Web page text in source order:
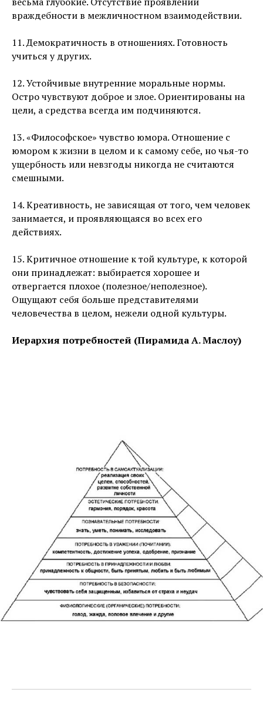
враждебности в межличностном взаимодействии.
11. Демократичность в отношениях. Готовность
учиться у других.
12. Устойчивые внутренние моральные нормы.
Остро чувствуют доброе и злое. Ориентированы на
цели, а средства всегда им подчиняются.
13. «Философское» чувство юмора. Отношение с
юмором к жизни в целом и к самому себе, но чья-то
ущербность или невзгоды никогда не считаются
смешными.
14. Креативность, не зависящая от того, чем человек
занимается, и проявляющаяся во всех его
действиях.
15. Критичное отношение к той культуре, к которой
они принадлежат: выбирается хорошее и
отвергается плохое (полезное/неполезное).
Ощущают себя больше представителями
человечества в целом, нежели одной культуры.
Иерархия потребностей (Пирамида А. Маслоу)